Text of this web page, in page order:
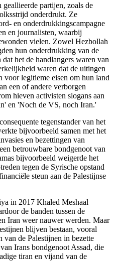
partijen, zoals de
onderdrukt. Ze
en onderdrukkingscampagne
en journalisten, waarbij
vielen. Zowel Hezbollah
hun onderdrukking van de
het de handlangers waren van
waren dat de uitingen
voor legitieme eisen om hun land
een of andere verborgen
hieven activisten slogans aan
en 'Noch de VS, noch Iran.'
tegenstander van het
bijvoorbeeld samen met het
en bezettingen van
betrouwbare bondgenoot van
bijvoorbeeld weigerde het
tegen de Syrische opstand
steun aan de Palestijnse
in 2017 Khaled Meshaal
de banden tussen de
Iran weer nauwer werden. Maar
blijven bestaan, vooral
de Palestijnen in bezette
Irans bondgenoot Assad, die
tiran en vijand van de